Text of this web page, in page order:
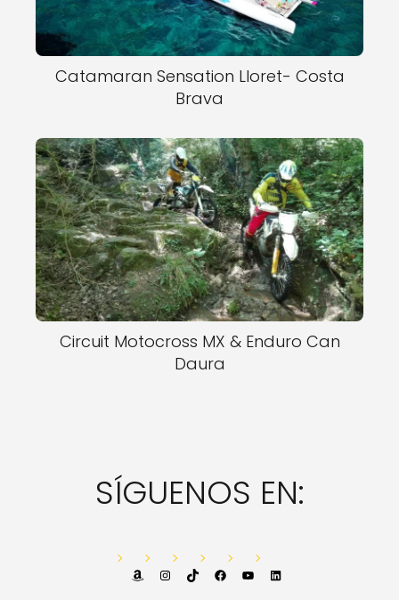
Catamaran Sensation Lloret- Costa
Brava
Circuit Motocross MX & Enduro Can
Daura
SÍGUENOS EN:
AmazonInstagram
TikTok FacebookYouTube